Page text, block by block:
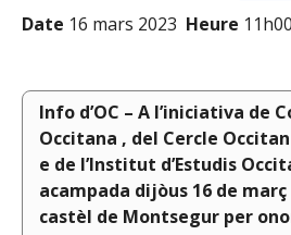
Date 16 mars 2023 Heure 11h00
Info d’OC – A l’iniciativa de
Occitana , del Cercle
e de l’Institut d’Estudis
acampada dijòus 16 de
castèl de Montsegur per